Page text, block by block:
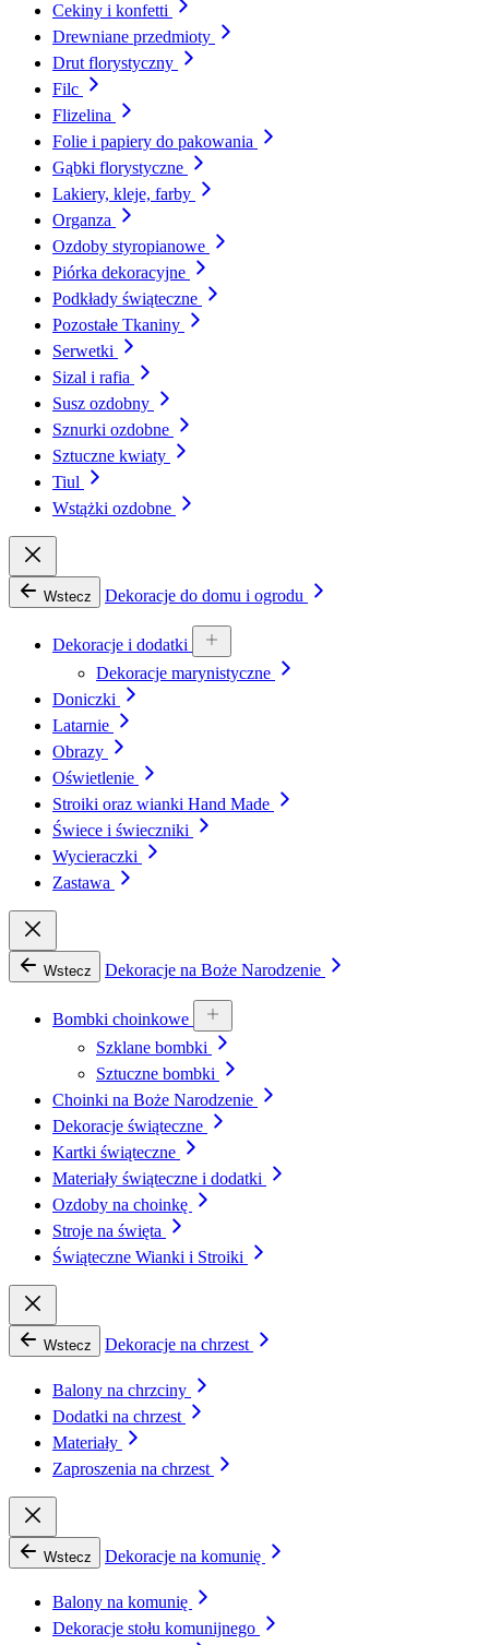
Cekiny i konfetti
Drewniane przedmioty
Drut florystyczny
Filc
Flizelina
Folie i papiery do pakowania
Gąbki florystyczne
Lakiery, kleje, farby
Organza
Ozdoby styropianowe
Piórka dekoracyjne
Podkłady świąteczne
Pozostałe Tkaniny
Serwetki
Sizal i rafia
Susz ozdobny
Sznurki ozdobne
Sztuczne kwiaty
Tiul
Wstążki ozdobne
Wstecz Dekoracje do domu i ogrodu
Dekoracje i dodatki
Dekoracje marynistyczne
Doniczki
Latarnie
Obrazy
Oświetlenie
Stroiki oraz wianki Hand Made
Świece i świeczniki
Wycieraczki
Zastawa
Wstecz Dekoracje na Boże Narodzenie
Bombki choinkowe
Szklane bombki
Sztuczne bombki
Choinki na Boże Narodzenie
Dekoracje świąteczne
Kartki świąteczne
Materiały świąteczne i dodatki
Ozdoby na choinkę
Stroje na święta
Świąteczne Wianki i Stroiki
Wstecz Dekoracje na chrzest
Balony na chrzciny
Dodatki na chrzest
Materiały
Zaproszenia na chrzest
Wstecz Dekoracje na komunię
Balony na komunię
Dekoracje stołu komunijnego